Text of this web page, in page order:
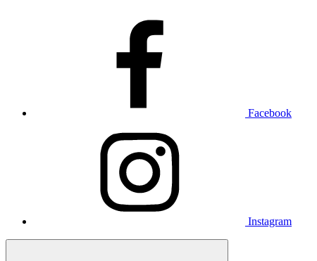
Facebook
Instagram